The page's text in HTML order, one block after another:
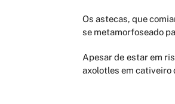
Os astecas, que
se metamorfoseado
Apesar de estar em
axolotles em cativeiro